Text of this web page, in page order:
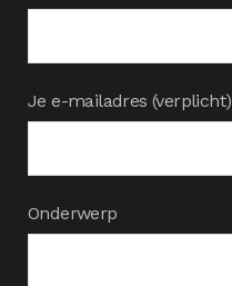
Je e-mailadres (verplicht)
Onderwerp